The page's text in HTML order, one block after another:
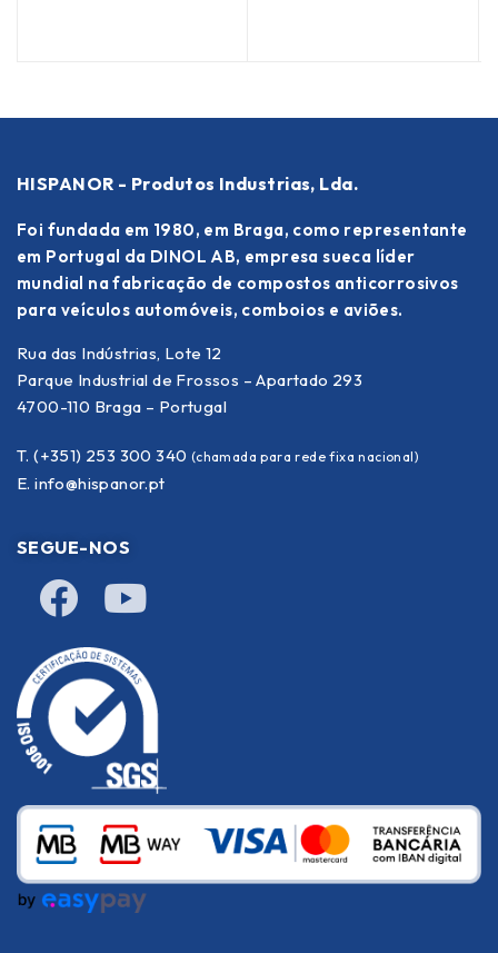
HISPANOR - Produtos Industrias, Lda.
Foi fundada em 1980, em Braga, como representante
em Portugal da DINOL AB, empresa sueca líder
mundial na fabricação de compostos anticorrosivos
para veículos automóveis, comboios e aviões.
Rua das Indústrias, Lote 12
Parque Industrial de Frossos – Apartado 293
4700-110 Braga – Portugal
T. (+351) 253 300 340 (chamada para rede fixa nacional)
E. info@hispanor.pt
SEGUE-NOS